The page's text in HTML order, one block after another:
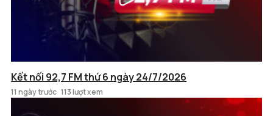
Kết nối 92,7 FM thứ 6 ngày 24/7/2026
11 ngày trước 113 lượt xem